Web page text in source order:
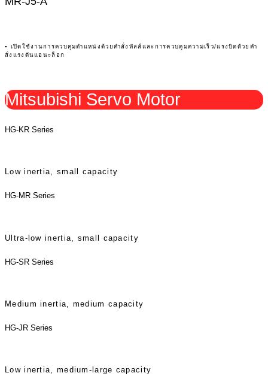
▪ เปิดใช้งานการควบคุมตำแหน่งด้วยคำสั่งพัลส์และการควบคุมความเร็ว/แรงบิดด้วยคำ
สั่งแรงดันแอนะล็อก
Mitsubishi Servo Motor
HG-KR Series
Low inertia, small capacity
HG-MR Series
Ultra-low inertia, small capacity
HG-SR Series
Medium inertia, medium capacity
HG-JR Series
Low inertia, medium-large capacity